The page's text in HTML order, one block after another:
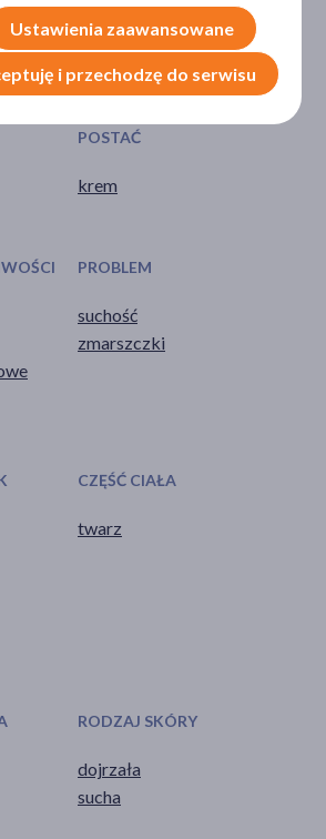
40+
60+
pokaż więcej ...
POSTAĆ
krem
PROBLEM
suchość
zmarszczki
CZĘŚĆ CIAŁA
twarz
RODZAJ SKÓRY
dojrzała
sucha
Ustawienia zaawansowane
i przechodzę do serwisu